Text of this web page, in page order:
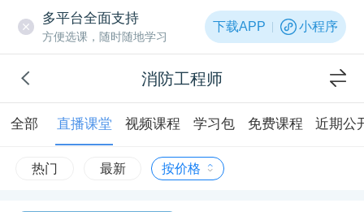
多平台全面支持
方便选课，随时随地学习
下载APP 小程序
消防工程师
全部 直播课堂 视频课程 学习包 免费课程 近期公
热门 最新 按价格